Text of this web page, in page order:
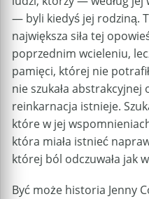
— byli kiedyś jej rodziną.
największa siła tej
poprzednim wcieleniu,
pamięci, której nie
nie szukała
reinkarnacja istnieje.
które w jej
która miała istnieć
której ból odczuwała jak
Być może historia Jenny